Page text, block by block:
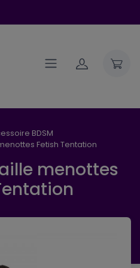
BDSM
Fetish Tentation
menottes